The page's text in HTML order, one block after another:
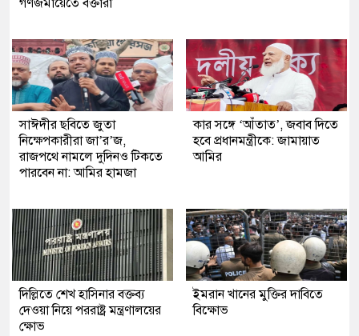
গণজমায়েতে বক্তারা
সাঈদীর ছবিতে জুতা
নিক্ষেপকারীরা জা’র’জ,
রাজপথে নামলে দুদিনও টিকতে
পারবেন না: আমির হামজা
কার সঙ্গে ‘আঁতাত’, জবাব দিতে
হবে প্রধানমন্ত্রীকে: জামায়াত
আমির
দিল্লিতে শেখ হাসিনার বক্তব্য
দেওয়া নিয়ে পররাষ্ট্র মন্ত্রণালয়ের
ক্ষোভ
ইমরান খানের মুক্তির দাবিতে
বিক্ষোভ